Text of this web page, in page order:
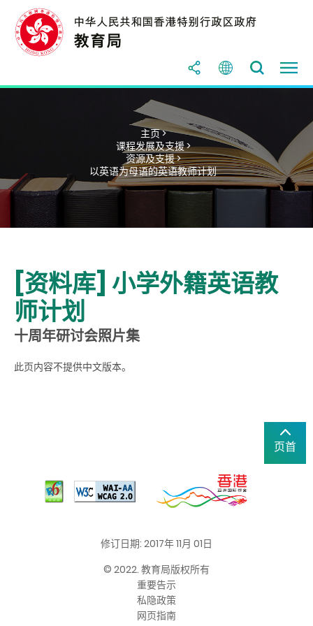
主页 >
课程发展及支援 >
资源及支援 >
以英语为母语的英语教师计划
[资料库] 小学外籍英语教
师计划
十周年研讨会照片集
此页内容不提供中文版本。
页首
修订日期: 2017年 11月 01日
© 2022. 教育局版权所有
重要告示
私隐政策
网页指南